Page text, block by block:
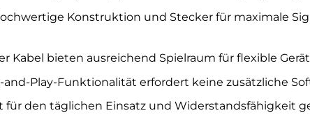
Konstruktion und Stecker für maximale
Kabel bieten ausreichend Spielraum für flexible
Play-Funktionalität erfordert keine zusätzliche
den täglichen Einsatz und Widerstandsfähigkeit